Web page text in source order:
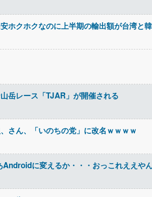
安ホクホクなのに上半期の輸出額が台湾と
岳レース「TJAR」が開催される
さん、「いのちの党」に改名ｗｗｗｗ
Androidに変えるか・・・おっこれええや